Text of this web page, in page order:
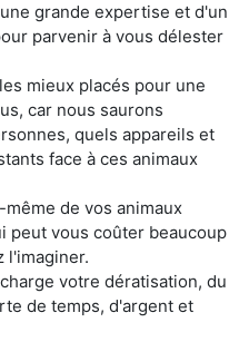
grande expertise et d'un
parvenir à vous délester
mieux placés pour une
car nous saurons
quels appareils et
face à ces animaux
de vos animaux
peut vous coûter beaucoup
l'imaginer.
votre dératisation, du
de temps, d'argent et